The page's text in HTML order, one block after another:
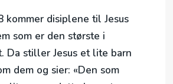
kommer disiplene til Jesus
som er den største i
Da stiller Jesus et lite barn
dem og sier: «Den som